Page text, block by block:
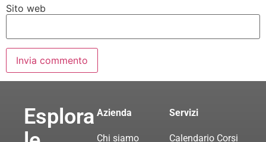
Sito web
Esplora Azienda
Chi siamo
Servizi
Calendario Corsi